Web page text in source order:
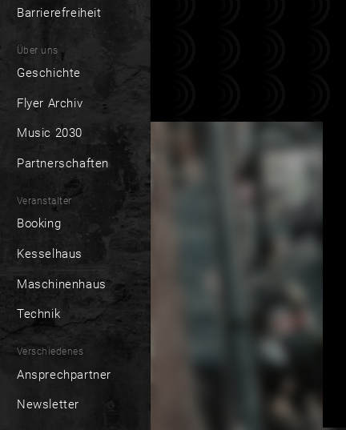
Barrierefreiheit
Über uns
Geschichte
Flyer Archiv
Music 2030
Partnerschaften
Veranstalter
Booking
Kesselhaus
Maschinenhaus
Technik
Verschiedenes
Ansprechpartner
Newsletter